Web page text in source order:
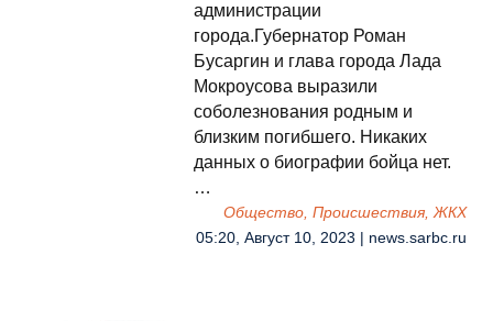
администрации
города.Губернатор Роман
Бусаргин и глава города Лада
Мокроусова выразили
соболезнования родным и
близким погибшего. Никаких
данных о биографии бойца нет.
…
Общество, Происшествия, ЖКХ
05:20, Август 10, 2023 | news.sarbc.ru